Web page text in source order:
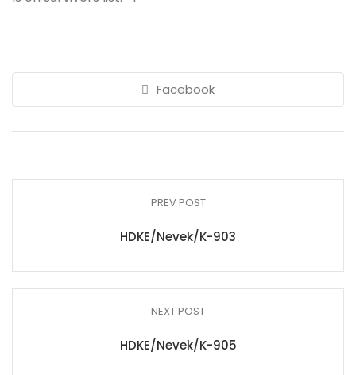
Facebook
PREV POST
HDKE/Nevek/K-903
NEXT POST
HDKE/Nevek/K-905